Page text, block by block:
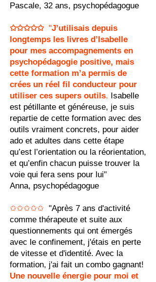
Pascale, 32 ans, psychopédagogue
✩✩✩✩✩ "J’utilisais depuis
longtemps les livres d’Isabelle
pour mes accompagnements en
psychopédagogie positive, mais
cette formation m’a permis de
crées un réel fil conducteur pour
utiliser ces supers outils. Isabelle
est pétillante et généreuse, je suis
repartie de cette formation avec des
outils vraiment concrets, pour aider
ado et adultes dans cette étape
qu’est l’orientation ou la réorientation,
et qu’enfin chacun puisse trouver la
voie qui fera sens pour lui"
Anna, psychopédagogue
✩✩✩✩✩ "Après 7 ans d'activité
comme thérapeute et suite aux
questionnements qui ont émergés
avec le confinement, j'étais en perte
de vitesse et d'identité. Avec la
formation, j'ai fait un combo gagnant!
Une nouvelle énergie pour moi et